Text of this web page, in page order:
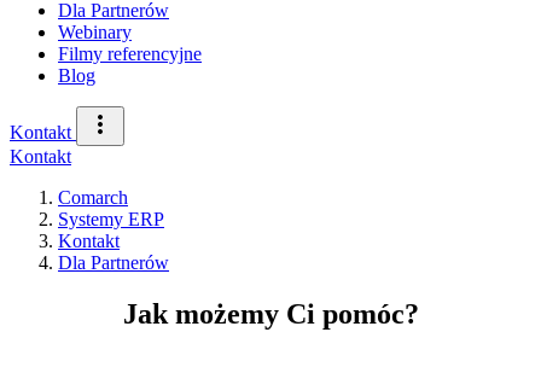
Dla Partnerów
Webinary
Filmy referencyjne
Blog
Kontakt
Kontakt
Comarch
Systemy ERP
Kontakt
Dla Partnerów
Jak możemy Ci pomóc?